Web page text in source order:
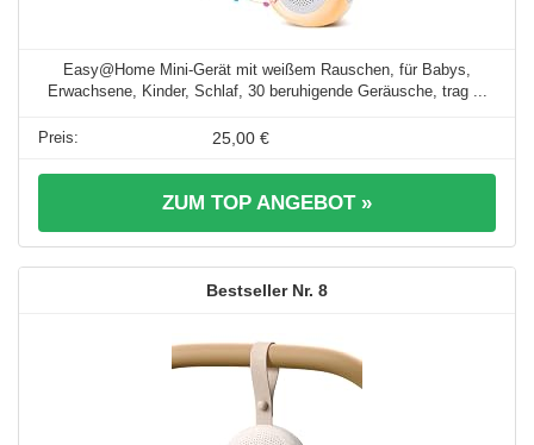
Easy@Home Mini-Gerät mit weißem Rauschen, für Babys,
Erwachsene, Kinder, Schlaf, 30 beruhigende Geräusche, trag ...
25,00 €
ZUM TOP ANGEBOT »
8